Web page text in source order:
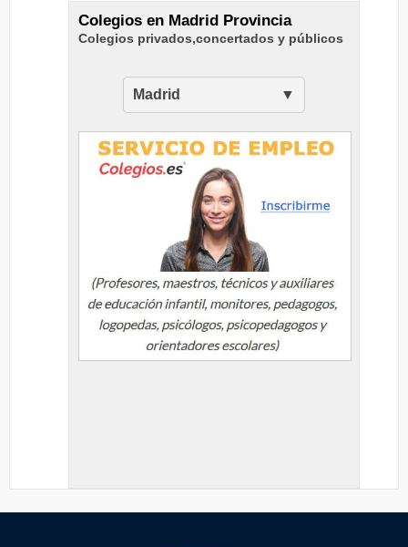
Colegios en Madrid Provincia
Colegios privados,concertados y públicos
Madrid